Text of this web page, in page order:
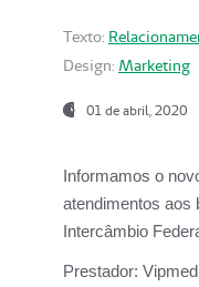
Texto:
Design: Marketing
01 de abril, 2020
Informamos o
atendimentos aos
Intercâmbio
Prestador: